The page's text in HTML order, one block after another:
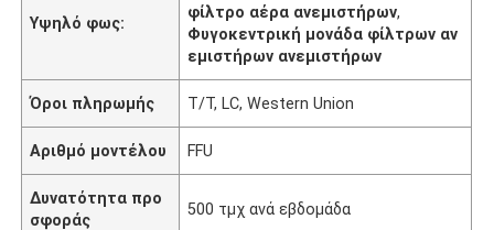
Υψηλό φως:
φίλτρο αέρα ανεμιστήρων,
Φυγοκεντρική μονάδα φίλτρων αν
εμιστήρων ανεμιστήρων
Όροι πληρωμής T/T, LC, Western Union
Αριθμό μοντέλου FFU
Δυνατότητα προ
σφοράς
500 τμχ ανά εβδομάδα